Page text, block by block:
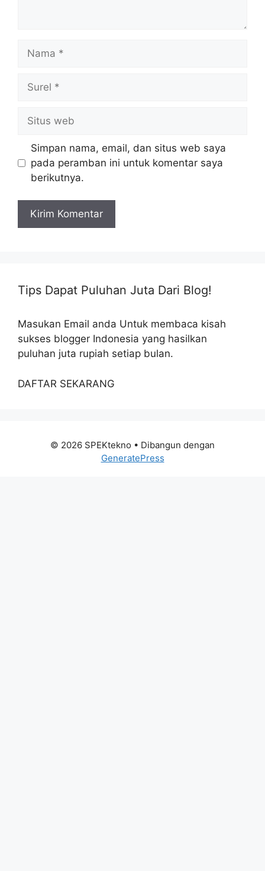
web
Simpan nama, email, dan situs web saya
pada peramban ini untuk komentar saya
berikutnya.
Tips Dapat Puluhan Juta Dari Blog!
Masukan Email anda Untuk membaca kisah
sukses blogger Indonesia yang hasilkan
puluhan juta rupiah setiap bulan.
DAFTAR SEKARANG
© 2026 SPEKtekno • Dibangun dengan
GeneratePress